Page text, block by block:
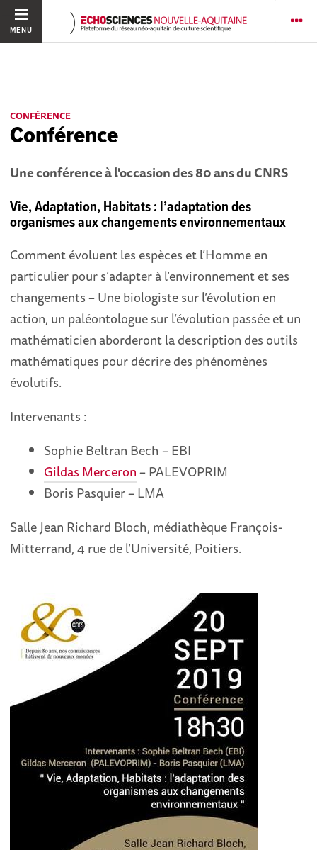
MENU
CONFÉRENCE
Conférence
Une conférence à l'occasion des 80 ans du CNRS
Vie, Adaptation, Habitats : l’adaptation des
organismes aux changements environnementaux
Comment évoluent les espèces et l’Homme en
particulier pour s’adapter à l’environnement et ses
changements – Une biologiste sur l’évolution en
action, un paléontologue sur l’évolution passée et un
mathématicien aborderont la description des outils
mathématiques pour décrire des phénomènes
évolutifs.
Intervenants :
Sophie Beltran Bech – EBI
Gildas Merceron– PALEVOPRIM
Boris Pasquier – LMA
Salle Jean Richard Bloch, médiathèque François-
Mitterrand, 4 rue de l’Université, Poitiers.